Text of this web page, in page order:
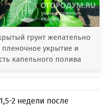
грунт желательно
укрытие и
капельного полива
2 недели после